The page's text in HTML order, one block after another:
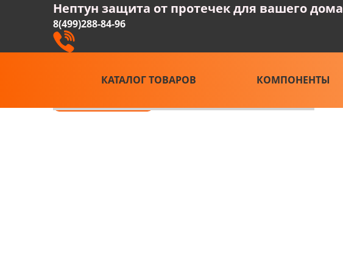
Нептун защита от протечек для вашего дома
8(499)288-84-96
8:00-22:00 Ежедневно
Сравнение систем
КАТАЛОГ ТОВАРОВ КОМПОНЕНТЫ